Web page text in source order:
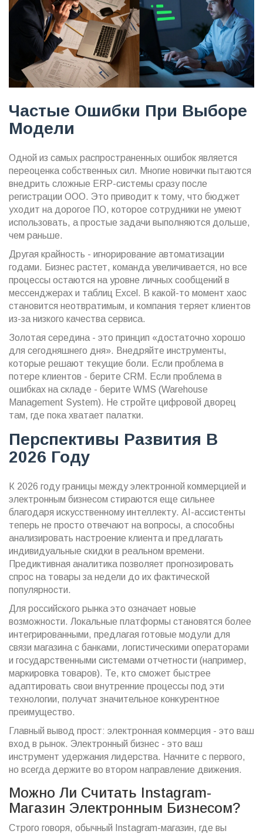
Частые Ошибки При Выборе
Модели
Одной из самых распространенных ошибок является
переоценка собственных сил. Многие новички пытаются
внедрить сложные ERP-системы сразу после
регистрации ООО. Это приводит к тому, что бюджет
уходит на дорогое ПО, которое сотрудники не умеют
использовать, а простые задачи выполняются дольше,
чем раньше.
Другая крайность - игнорирование автоматизации
годами. Бизнес растет, команда увеличивается, но все
процессы остаются на уровне личных сообщений в
мессенджерах и таблиц Excel. В какой-то момент хаос
становится неотвратимым, и компания теряет клиентов
из-за низкого качества сервиса.
Золотая середина - это принцип «достаточно хорошо
для сегодняшнего дня». Внедряйте инструменты,
которые решают текущие боли. Если проблема в
потере клиентов - берите CRM. Если проблема в
ошибках на складе - берите WMS (Warehouse
Management System). Не стройте цифровой дворец
там, где пока хватает палатки.
Перспективы Развития В
2026 Году
К 2026 году границы между электронной коммерцией и
электронным бизнесом стираются еще сильнее
благодаря искусственному интеллекту. AI-ассистенты
теперь не просто отвечают на вопросы, а способны
анализировать настроение клиента и предлагать
индивидуальные скидки в реальном времени.
Предиктивная аналитика позволяет прогнозировать
спрос на товары за недели до их фактической
популярности.
Для российского рынка это означает новые
возможности. Локальные платформы становятся более
интегрированными, предлагая готовые модули для
связи магазина с банками, логистическими операторами
и государственными системами отчетности (например,
маркировка товаров). Те, кто сможет быстрее
адаптировать свои внутренние процессы под эти
технологии, получат значительное конкурентное
преимущество.
Главный вывод прост: электронная коммерция - это ваш
вход в рынок. Электронный бизнес - это ваш
инструмент удержания лидерства. Начните с первого,
но всегда держите во втором направление движения.
Можно Ли Считать Instagram-
Магазин Электронным Бизнесом?
Строго говоря, обычный Instagram-магазин, где вы